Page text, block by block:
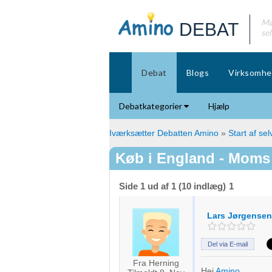
DEBAT
Debat Blogs
Debatkategorier Hjælp
Iværksætter Debatten Amino » Start af
Køb i England - Moms
Side 1 ud af 1 (10 indlæg) 1
Fra Herning
Lars Jørgensen
Del via E-mail